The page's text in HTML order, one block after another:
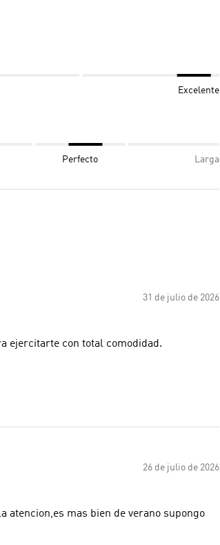
Excelente
Perfecto Larga
31 de julio de 2026
ejercitarte con total comodidad.
26 de julio de 2026
atencion,es mas bien de verano supongo